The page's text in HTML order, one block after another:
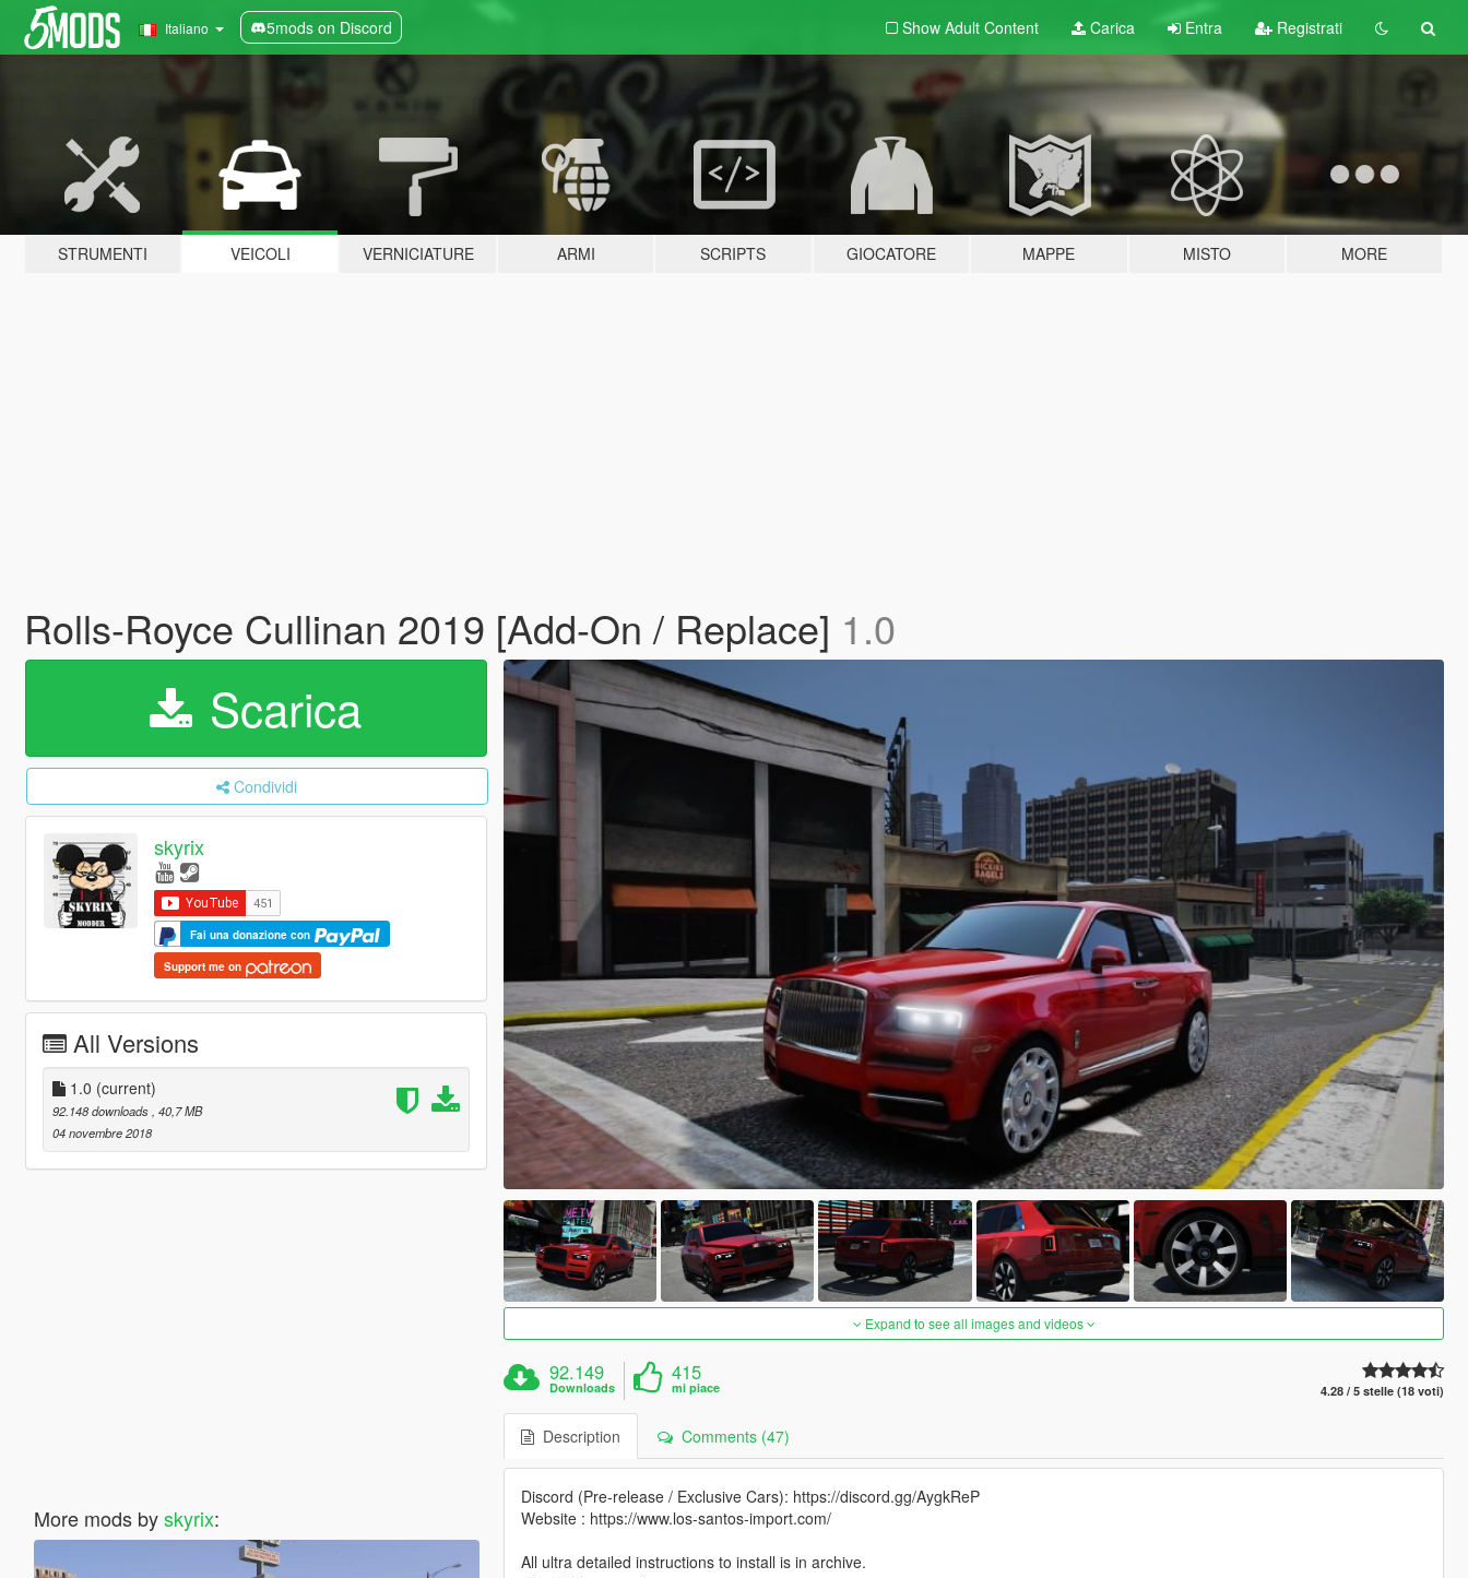
Italiano 5mods on Discord Show Adult Content Carica Entra Registrati
STRUMENTI VEICOLI VERNICIATURE ARMI SCRIPTS GIOCATORE MAPPE MISTO MORE
Rolls-Royce Cullinan 2019 [Add-On / Replace] 1.0
Scarica
Condividi
skyrix
Fai una donazione con
Support me on
All Versions
1.0 (current)
92.148 downloads, 40,7 MB
04 novembre 2018
More mods byskyrix:
Expand to see all images and videos
92.149
Downloads
415
mi piace 4.28 / 5 stelle (18 voti)
Description Comments (47)
Discord (Pre-release / Exclusive Cars): https://discord.gg/AygkReP
Website : https://www.los-santos-import.com/
All ultra detailed instructions to install is in archive.